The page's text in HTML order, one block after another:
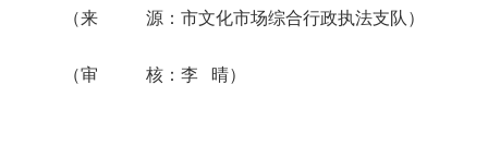
（来 源：市文化市场综合行政执法支队 ）
（审 核：李 晴）